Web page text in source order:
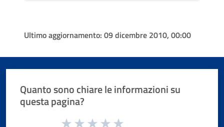
Ultimo aggiornamento: 09 dicembre 2010, 00:00
Quanto sono chiare le informazioni su
questa pagina?
Valuta da 1 a 5 stelle la pagina